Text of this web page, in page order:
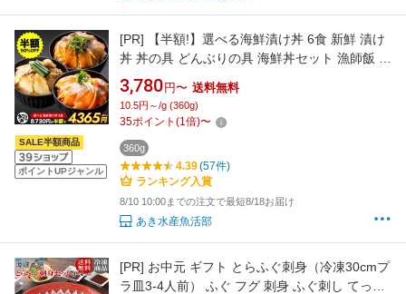
SALE半額商品
ポイントUPジャンル
[PR]
【半額!】選べる海鮮漬け丼 6食 新鮮 漬け
丼 丼の具 どんぶりの具 海鮮丼セット 漁師飯 海
鮮漬け づけ丼 海鮮丼の具 海鮮 冷凍 サーモン
ブリ でんぶく ふぐ 海鮮グルメ 漬け丼セット 海
の幸 海鮮丼ギフト 讃岐 国産 詰め合わせ 送料無
3,780円〜 送料無料
10.5円～/g (360g)
35ポイント (1 倍)〜
360g
4.39(57件)
ランキング入賞
8/10 10:00までの注文で最短8/18お届け
あき水産魚活部
[PR] お中元 ギフト とらふぐ刺身（冷凍30cmプ
ラ皿3-4人前） ふぐ フグ 刺身 ふぐ刺し てっさ